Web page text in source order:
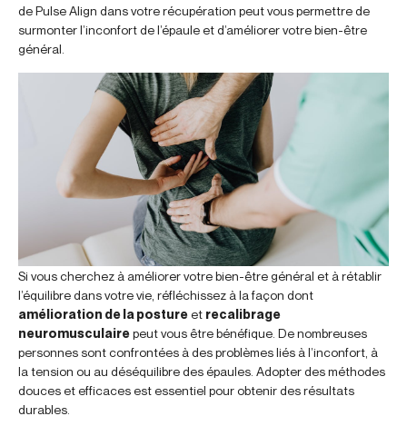
de Pulse Align dans votre récupération peut vous permettre de
surmonter l’inconfort de l’épaule et d’améliorer votre bien-être
général.
Si vous cherchez à améliorer votre bien-être général et à rétablir
l’équilibre dans votre vie, réfléchissez à la façon dont
amélioration de la postureet recalibrage
neuromusculairepeut vous être bénéfique. De nombreuses
personnes sont confrontées à des problèmes liés à l’inconfort, à
la tension ou au déséquilibre des épaules. Adopter des méthodes
douces et efficaces est essentiel pour obtenir des résultats
durables.